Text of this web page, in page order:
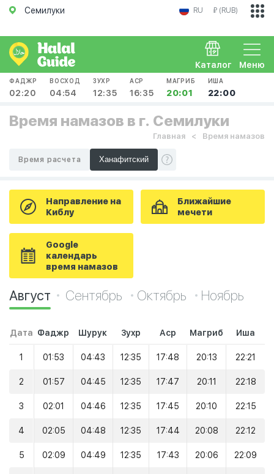
Семилуки RU ₽ (RUB)
Меню
Каталог
ФАДЖР
02:20
ВОСХОД
04:54
ЗУХР
12:35
АСР
16:35
МАГРИБ
20:01
ИША
22:00
Время намазов в г. Семилуки
Главная Время намазов
Время расчета
Направление на
Киблу
Ближайшие
мечети
Google
календарь
время намазов
Август Сентябрь Октябрь Ноябрь
Дата Фаджр Шурук Зухр Аср Магриб Иша
1 01:53 04:43 12:35 17:48 20:13 22:21
2 01:57 04:45 12:35 17:47 20:11 22:18
3 02:01 04:46 12:35 17:45 20:10 22:15
4 02:05 04:48 12:35 17:44 20:08 22:12
5 02:09 04:49 12:35 17:43 20:06 22:09